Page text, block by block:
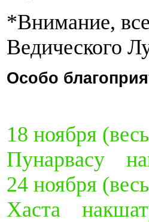
*Внимание,
Ведического
Особо
18 ноября
Пунарвасу
24 ноября
Хаста